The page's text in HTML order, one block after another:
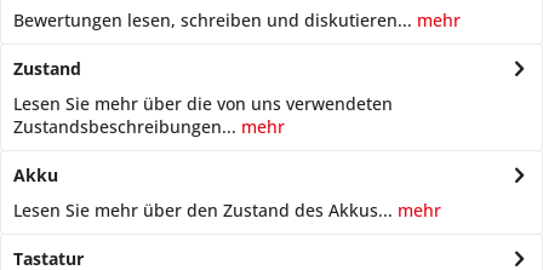
Bewertungen lesen, schreiben und diskutieren... mehr
Zustand
Lesen Sie mehr über die von uns verwendeten
Zustandsbeschreibungen... mehr
Akku
Lesen Sie mehr über den Zustand des Akkus... mehr
Tastatur